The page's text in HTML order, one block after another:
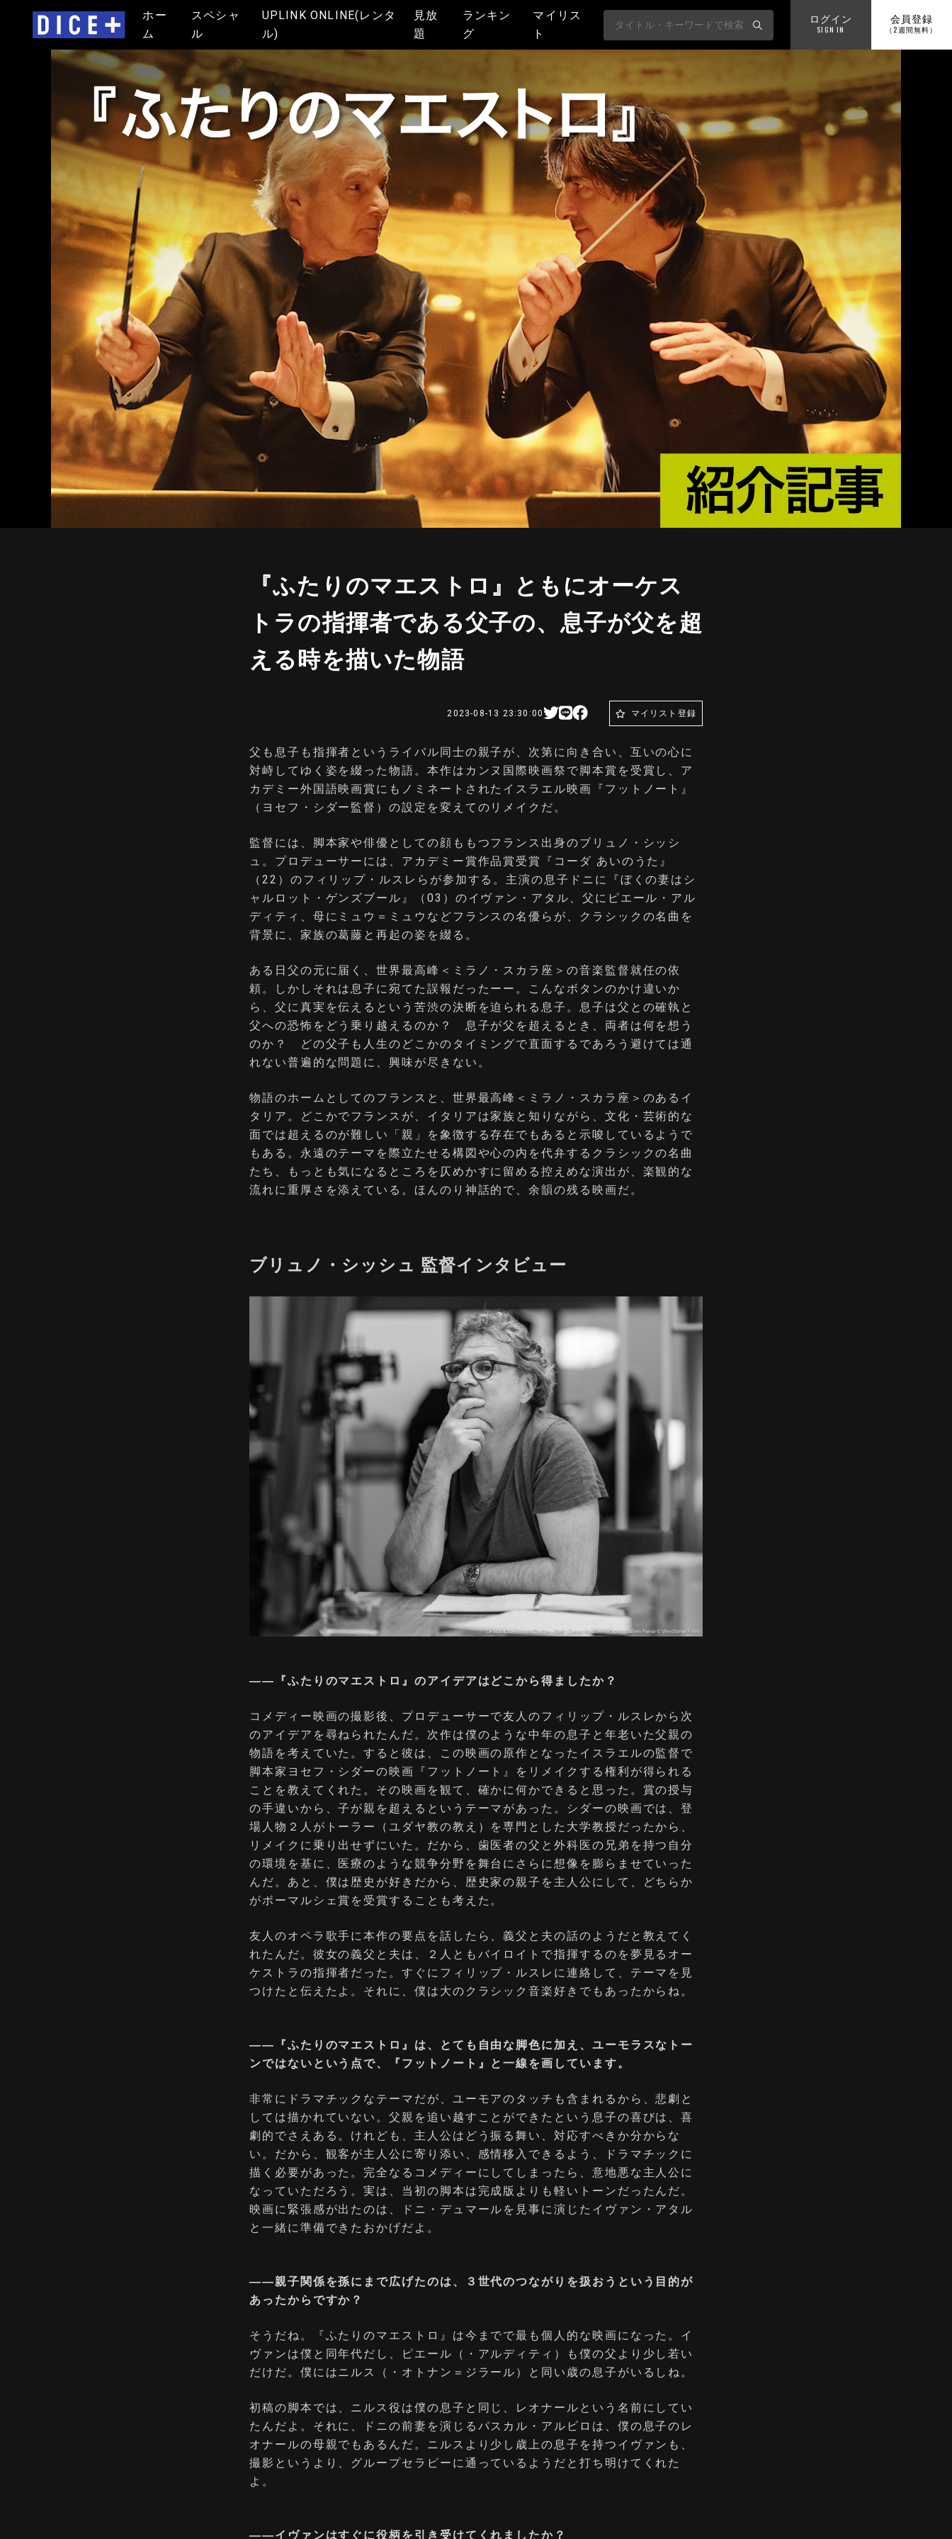
ホー
ム
スペシャ
ル
UPLINK ONLINE(レンタ
ル)
見放
題
ランキン
グ
マイリス
ト
ログイン
SIGN IN
会員登録
（2週間無料）
『ふたりのマエストロ』ともにオーケス
トラの指揮者である父子の、息子が父を超
える時を描いた物語
2023-08-13 23:30:00 マイリスト登録
⽗も息⼦も指揮者というライバル同士の親⼦が、次第に向き合い、互いの心に
対峙してゆく姿を綴った物語。本作はカンヌ国際映画祭で脚本賞を受賞し、ア
カデミー外国語映画賞にもノミネートされたイスラエル映画『フットノート』
（ヨセフ・シダー監督）の設定を変えてのリメイクだ。
監督には、脚本家や俳優としての顔ももつフランス出身のブリュノ・シッシ
ュ。プロデューサーには、アカデミー賞作品賞受賞『コーダ あいのうた』
（22）のフィリップ・ルスレらが参加する。主演の息子ドニに『ぼくの妻はシ
ャルロット・ゲンズブール』（03）のイヴァン・アタル、父にピエール・アル
ディティ、母にミュウ＝ミュウなどフランスの名優らが、クラシックの名曲を
背景に、家族の葛藤と再起の姿を綴る。
ある日父の元に届く、世界最⾼峰＜ミラノ・スカラ座＞の⾳楽監督就任の依
頼。しかしそれは息子に宛てた誤報だったーー。こんなボタンのかけ違いか
ら、父に真実を伝えるという苦渋の決断を迫られる息子。息子は父との確執と
父への恐怖をどう乗り越えるのか？ 息⼦が⽗を超えるとき、両者は何を想う
のか？ どの父子も人生のどこかのタイミングで直面するであろう避けては通
れない普遍的な問題に、興味が尽きない。
物語のホームとしてのフランスと、世界最⾼峰＜ミラノ・スカラ座＞のあるイ
タリア。どこかでフランスが、イタリアは家族と知りながら、文化・芸術的な
面では超えるのが難しい「親」を象徴する存在でもあると示唆しているようで
もある。永遠のテーマを際立たせる構図や心の内を代弁するクラシックの名曲
たち、もっとも気になるところを仄めかすに留める控えめな演出が、楽観的な
流れに重厚さを添えている。ほんのり神話的で、余韻の残る映画だ。
ブリュノ・シッシュ 監督インタビュー
――『ふたりのマエストロ』のアイデアはどこから得ましたか？
コメディー映画の撮影後、プロデューサーで友⼈のフィリップ・ルスレから次
のアイデアを尋ねられたんだ。次作は僕のような中年の息⼦と年⽼いた⽗親の
物語を考えていた。すると彼は、この映画の原作となったイスラエルの監督で
脚本家ヨセフ・シダーの映画『フットノート』をリメイクする権利が得られる
ことを教えてくれた。その映画を観て、確かに何かできると思った。賞の授与
の⼿違いから、⼦が親を超えるというテーマがあった。シダーの映画では、登
場⼈物２⼈がトーラー（ユダヤ教の教え）を専⾨とした⼤学教授だったから、
リメイクに乗り出せずにいた。だから、⻭医者の⽗と外科医の兄弟を持つ⾃分
の環境を基に、医療のような競争分野を舞台にさらに想像を膨らませていった
んだ。あと、僕は歴史が好きだから、歴史家の親⼦を主⼈公にして、どちらか
がボーマルシェ賞を受賞することも考えた。
友⼈のオペラ歌⼿に本作の要点を話したら、義⽗と夫の話のようだと教えてく
れたんだ。彼⼥の義⽗と夫は、２⼈ともバイロイトで指揮するのを夢⾒るオー
ケストラの指揮者だった。すぐにフィリップ・ルスレに連絡して、テーマを⾒
つけたと伝えたよ。それに、僕は⼤のクラシック⾳楽好きでもあったからね。
――『ふたりのマエストロ』は、とても⾃由な脚⾊に加え、ユーモラスなトー
ンではないという点で、『フットノート』と⼀線を画しています。
⾮常にドラマチックなテーマだが、ユーモアのタッチも含まれるから、悲劇と
しては描かれていない。⽗親を追い越すことができたという息⼦の喜びは、喜
劇的でさえある。けれども、主⼈公はどう振る舞い、対応すべきか分からな
い。だから、観客が主⼈公に寄り添い、感情移⼊できるよう、ドラマチックに
描く必要があった。完全なるコメディーにしてしまったら、意地悪な主⼈公に
なっていただろう。実は、当初の脚本は完成版よりも軽いトーンだったんだ。
映画に緊張感が出たのは、ドニ・デュマールを⾒事に演じたイヴァン・アタル
と⼀緒に準備できたおかげだよ。
――親⼦関係を孫にまで広げたのは、３世代のつながりを扱おうという⽬的が
あったからですか？
そうだね。『ふたりのマエストロ』は今までで最も個⼈的な映画になった。イ
ヴァンは僕と同年代だし、ピエール（・アルディティ）も僕の⽗より少し若い
だけだ。僕にはニルス（・オトナン＝ジラール）と同い歳の息⼦がいるしね。
初稿の脚本では、ニルス役は僕の息⼦と同じ、レオナールという名前にしてい
たんだよ。それに、ドニの前妻を演じるパスカル・アルビロは、僕の息⼦のレ
オナールの⺟親でもあるんだ。ニルスより少し歳上の息⼦を持つイヴァンも、
撮影というより、グループセラピーに通っているようだと打ち明けてくれた
よ。
――イヴァンはすぐに役柄を引き受けてくれましたか？